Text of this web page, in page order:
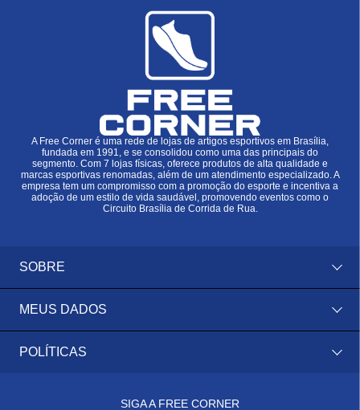
A Free Corner é uma rede de lojas de artigos esportivos em Brasília,
fundada em 1991, e se consolidou como uma das principais do
segmento. Com 7 lojas físicas, oferece produtos de alta qualidade e
marcas esportivas renomadas, além de um atendimento especializado. A
empresa tem um compromisso com a promoção do esporte e incentiva a
adoção de um estilo de vida saudável, promovendo eventos como o
Circuito Brasília de Corrida de Rua.
SOBRE
MEUS DADOS
POLÍTICAS
SIGA A FREE CORNER